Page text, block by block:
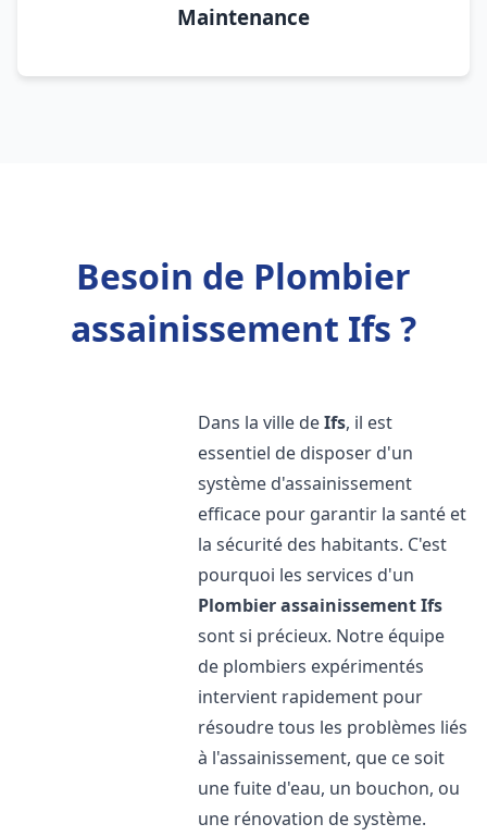
Maintenance
Besoin de Plombier
assainissement Ifs ?
Dans la ville deIfs, il est
essentiel de disposer d'un
système d'assainissement
efficace pour garantir la santé et
la sécurité des habitants. C'est
pourquoi les services d'un
Plombier assainissementIfs
sont si précieux. Notre équipe
de plombiers expérimentés
intervient rapidement pour
résoudre tous les problèmes liés
à l'assainissement, que ce soit
une fuite d'eau, un bouchon, ou
une rénovation de système.